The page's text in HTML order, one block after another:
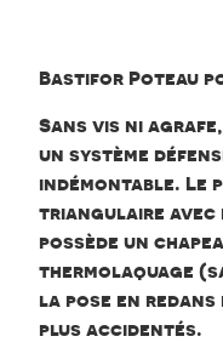
Bastifor Poteau
Sans vis ni
un système
indémontable. Le
triangulaire avec
possède un
thermolaquage
la pose en
plus accidentés.